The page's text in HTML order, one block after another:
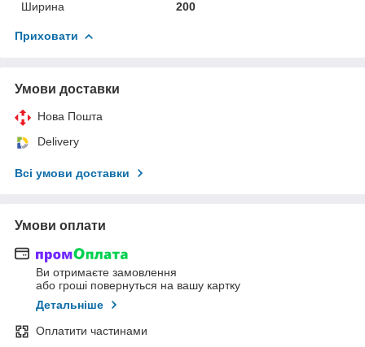
Ширина
200
Приховати
Умови доставки
Нова Пошта
Delivery
Всі умови доставки
Умови оплати
Ви отримаєте замовлення
або гроші повернуться на вашу картку
Детальніше
Оплатити частинами